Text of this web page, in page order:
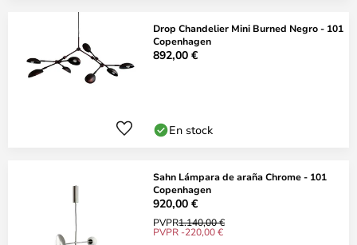
Drop Chandelier Mini Burned Negro - 101
Copenhagen
892,00 €
En stock
Sahn Lámpara de araña Chrome - 101
Copenhagen
920,00 €
PVPR1.140,00 €
PVPR -220,00 €